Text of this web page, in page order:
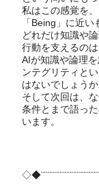
私はこの感覚を
「Being」に近い
どれだけ知識や
行動を支えるの
AIが知識や論理
ンテグリティと
はないでしょうか
そして次回は、
条件とまで語っ
います。